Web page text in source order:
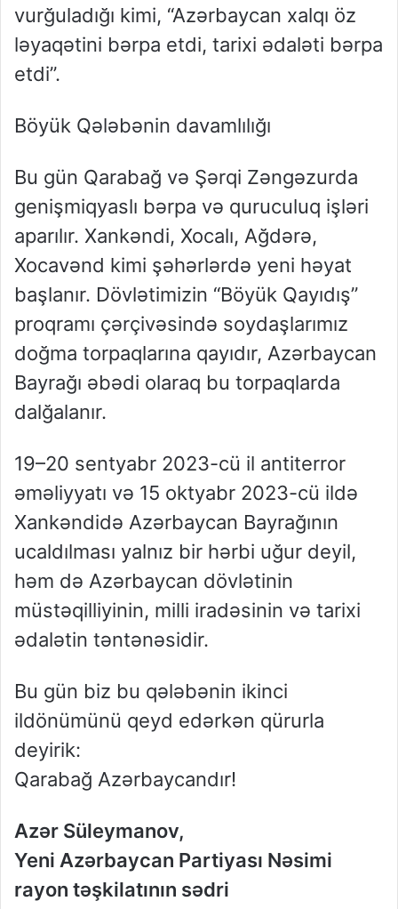
vurğuladığı kimi, “Azərbaycan xalqı öz
ləyaqətini bərpa etdi, tarixi ədaləti bərpa
etdi”.
Böyük Qələbənin davamlılığı
Bu gün Qarabağ və Şərqi Zəngəzurda
genişmiqyaslı bərpa və quruculuq işləri
aparılır. Xankəndi, Xocalı, Ağdərə,
Xocavənd kimi şəhərlərdə yeni həyat
başlanır. Dövlətimizin “Böyük Qayıdış”
proqramı çərçivəsində soydaşlarımız
doğma torpaqlarına qayıdır, Azərbaycan
Bayrağı əbədi olaraq bu torpaqlarda
dalğalanır.
19–20 sentyabr 2023-cü il antiterror
əməliyyatı və 15 oktyabr 2023-cü ildə
Xankəndidə Azərbaycan Bayrağının
ucaldılması yalnız bir hərbi uğur deyil,
həm də Azərbaycan dövlətinin
müstəqilliyinin, milli iradəsinin və tarixi
ədalətin təntənəsidir.
Bu gün biz bu qələbənin ikinci
ildönümünü qeyd edərkən qürurla
deyirik:
Qarabağ Azərbaycandır!
Azər Süleymanov,
Yeni Azərbaycan Partiyası Nəsimi
rayon təşkilatının sədri